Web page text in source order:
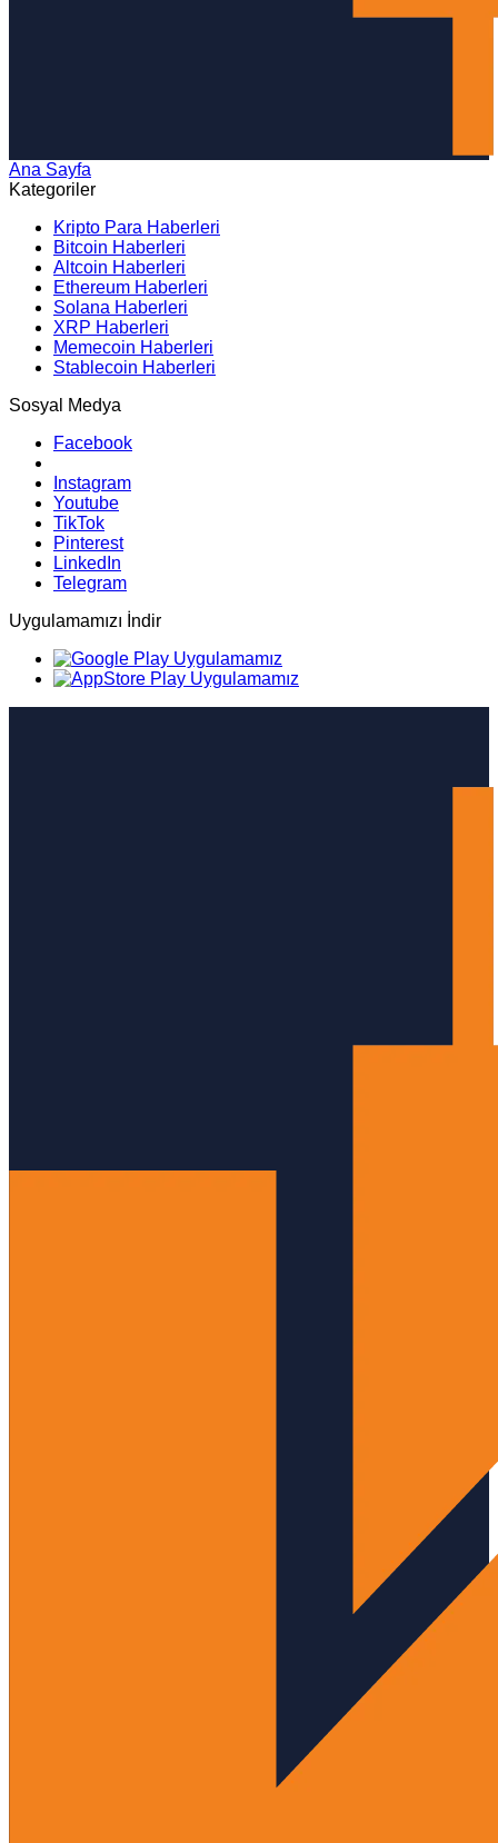
Ana Sayfa
Kategoriler
Kripto Para Haberleri
Bitcoin Haberleri
Altcoin Haberleri
Ethereum Haberleri
Solana Haberleri
XRP Haberleri
Memecoin Haberleri
Stablecoin Haberleri
Sosyal Medya
Facebook
Instagram
Youtube
TikTok
Pinterest
LinkedIn
Telegram
Uygulamamızı İndir